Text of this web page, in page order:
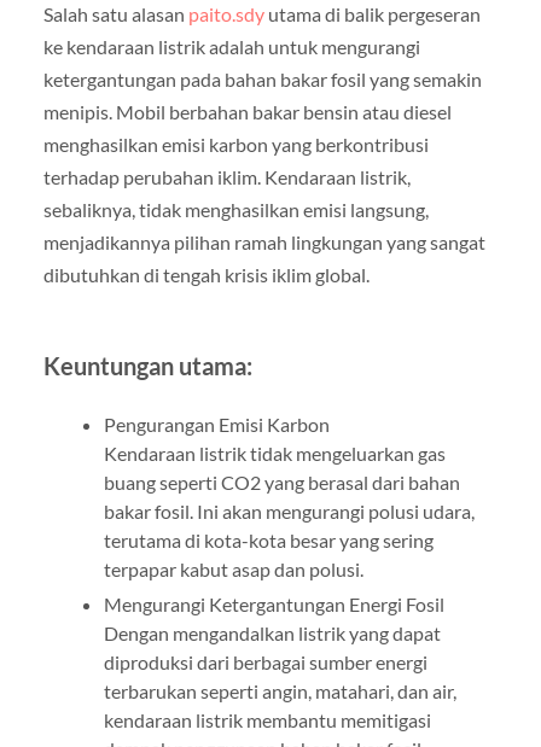
Salah satu alasan paito.sdyutama di balik pergeseran
ke kendaraan listrik adalah untuk mengurangi
ketergantungan pada bahan bakar fosil yang semakin
menipis. Mobil berbahan bakar bensin atau diesel
menghasilkan emisi karbon yang berkontribusi
terhadap perubahan iklim. Kendaraan listrik,
sebaliknya, tidak menghasilkan emisi langsung,
menjadikannya pilihan ramah lingkungan yang sangat
dibutuhkan di tengah krisis iklim global.
Keuntungan utama:
Pengurangan Emisi Karbon
Kendaraan listrik tidak mengeluarkan gas
buang seperti CO2 yang berasal dari bahan
bakar fosil. Ini akan mengurangi polusi udara,
terutama di kota-kota besar yang sering
terpapar kabut asap dan polusi.
Mengurangi Ketergantungan Energi Fosil
Dengan mengandalkan listrik yang dapat
diproduksi dari berbagai sumber energi
terbarukan seperti angin, matahari, dan air,
kendaraan listrik membantu memitigasi